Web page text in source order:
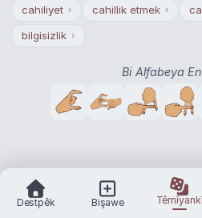
cahiliyet › cahillik etmek ›
bilgisizlik ›
Bi Alfabeya
Destpêk Bişawe